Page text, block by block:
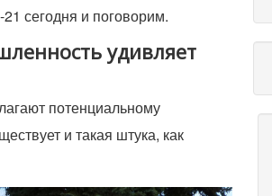
сегодня и поговорим.
удивляет
потенциальному
и такая штука, как